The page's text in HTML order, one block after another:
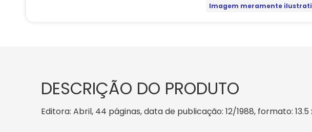
Imagem meramente
DESCRIÇÃO DO PRODUTO
Editora: Abril, 44 páginas, data de publicação: 12/1988, formato: